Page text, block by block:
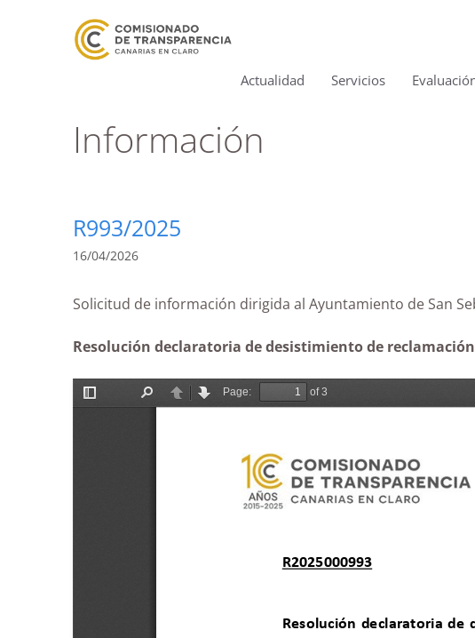
Actualidad Servicios
Información
R993/2025
16/04/2026
Solicitud de información dirigida al Ayuntamiento de
Resolución declaratoria de desistimiento de